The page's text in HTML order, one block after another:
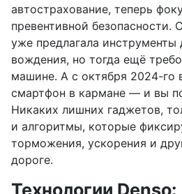
автострахование, теперь
превентивной безопасности.
уже предлагала инструменты
вождения, но тогда ещё
машине. А с октября 2024-го
смартфон в кармане — и вы
Никаких лишних гаджетов,
и алгоритмы, которые
торможения, ускорения и
дороге.
Технологии Denso: